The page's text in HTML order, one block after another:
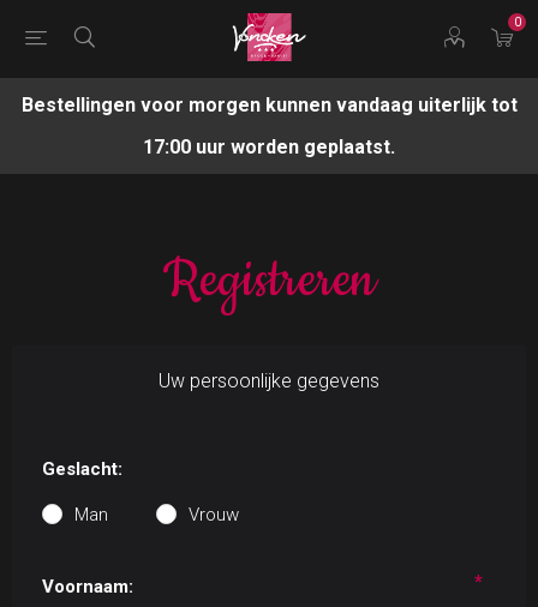
0
Bestellingen voor morgen kunnen vandaag uiterlijk tot
17:00 uur worden geplaatst.
Registreren
Uw persoonlijke gegevens
Geslacht:
Man Vrouw
Voornaam: *